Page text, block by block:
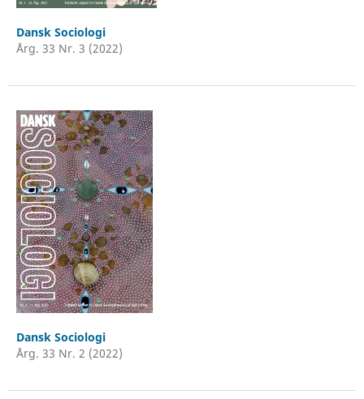
Dansk Sociologi
Årg. 33 Nr. 3 (2022)
Dansk Sociologi
Årg. 33 Nr. 2 (2022)